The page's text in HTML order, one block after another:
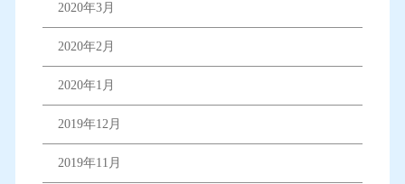
2020年3月
2020年2月
2020年1月
2019年12月
2019年11月